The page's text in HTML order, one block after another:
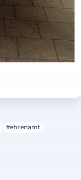
#ehrenamt